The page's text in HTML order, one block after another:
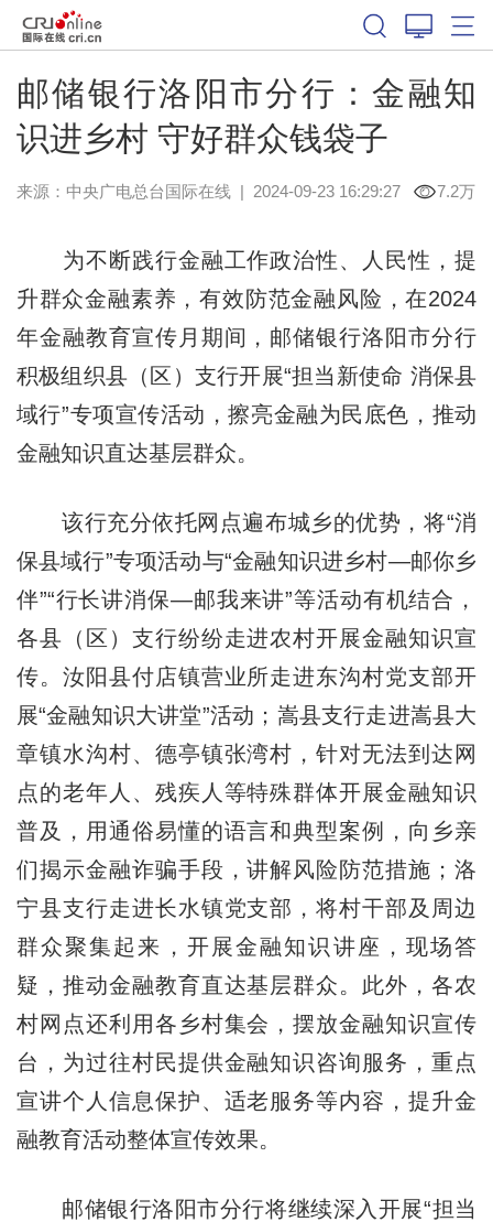
邮储银行洛阳市分行：金融知
识进乡村 守好群众钱袋子
来源：中央广电总台国际在线| 2024-09-23 16:29:27 7.2万
为不断践行金融工作政治性、人民性，提
升群众金融素养，有效防范金融风险，在2024
年金融教育宣传月期间，邮储银行洛阳市分行
积极组织县（区）支行开展“担当新使命 消保县
域行”专项宣传活动，擦亮金融为民底色，推动
金融知识直达基层群众。
该行充分依托网点遍布城乡的优势，将“消
保县域行”专项活动与“金融知识进乡村—邮你乡
伴”“行长讲消保—邮我来讲”等活动有机结合，
各县（区）支行纷纷走进农村开展金融知识宣
传。汝阳县付店镇营业所走进东沟村党支部开
展“金融知识大讲堂”活动；嵩县支行走进嵩县大
章镇水沟村、德亭镇张湾村，针对无法到达网
点的老年人、残疾人等特殊群体开展金融知识
普及，用通俗易懂的语言和典型案例，向乡亲
们揭示金融诈骗手段，讲解风险防范措施；洛
宁县支行走进长水镇党支部，将村干部及周边
群众聚集起来，开展金融知识讲座，现场答
疑，推动金融教育直达基层群众。此外，各农
村网点还利用各乡村集会，摆放金融知识宣传
台，为过往村民提供金融知识咨询服务，重点
宣讲个人信息保护、适老服务等内容，提升金
融教育活动整体宣传效果。
邮储银行洛阳市分行将继续深入开展“担当